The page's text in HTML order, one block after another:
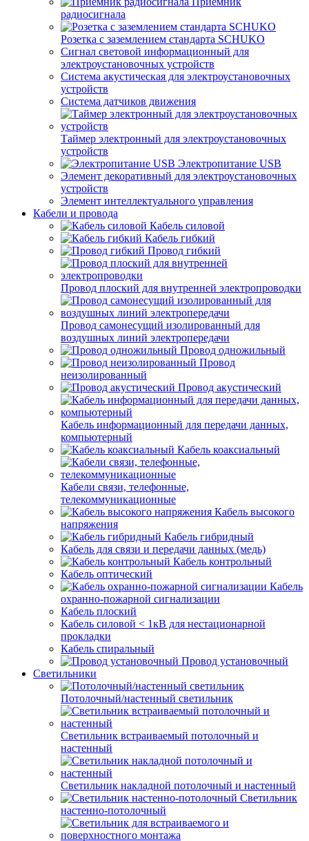
радиосигнала
Розетка с заземлением стандарта SCHUKO
Сигнал световой информационный для
электроустановочных устройств
Система акустическая для электроустановочных
устройств
Система датчиков движения
Таймер электронный для электроустановочных
устройств
Электропитание USB
Элемент декоративный для электроустановочных
устройств
Элемент интеллектуального управления
Кабели и провода
Кабель силовой
Кабель гибкий
Провод гибкий
Провод плоский для внутренней электропроводки
Провод самонесущий изолированный для
воздушных линий электропередачи
Провод одножильный
Провод
неизолированный
Провод акустический
Кабель информационный для передачи данных,
компьютерный
Кабель коаксиальный
Кабели связи, телефонные,
телекоммуникационные
Кабель высокого
напряжения
Кабель гибридный
Кабель для связи и передачи данных (медь)
Кабель контрольный
Кабель оптический
Кабель
охранно-пожарной сигнализации
Кабель плоский
Кабель силовой < 1кВ для нестационарной
прокладки
Кабель спиральный
Провод установочный
Светильники
Потолочный/настенный светильник
Светильник встраиваемый потолочный и
настенный
Светильник накладной потолочный и настенный
Светильник
настенно-потолочный